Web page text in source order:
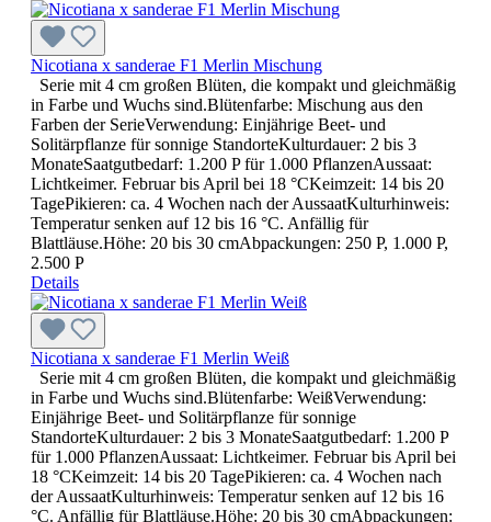
Nicotiana x sanderae F1 Merlin Mischung
Serie mit 4 cm großen Blüten, die kompakt und gleichmäßig
in Farbe und Wuchs sind.Blütenfarbe: Mischung aus den
Farben der SerieVerwendung: Einjährige Beet- und
Solitärpflanze für sonnige StandorteKulturdauer: 2 bis 3
MonateSaatgutbedarf: 1.200 P für 1.000 PflanzenAussaat:
Lichtkeimer. Februar bis April bei 18 °CKeimzeit: 14 bis 20
TagePikieren: ca. 4 Wochen nach der AussaatKulturhinweis:
Temperatur senken auf 12 bis 16 °C. Anfällig für
Blattläuse.Höhe: 20 bis 30 cmAbpackungen: 250 P, 1.000 P,
2.500 P
Details
Nicotiana x sanderae F1 Merlin Weiß
Serie mit 4 cm großen Blüten, die kompakt und gleichmäßig
in Farbe und Wuchs sind.Blütenfarbe: WeißVerwendung:
Einjährige Beet- und Solitärpflanze für sonnige
StandorteKulturdauer: 2 bis 3 MonateSaatgutbedarf: 1.200 P
für 1.000 PflanzenAussaat: Lichtkeimer. Februar bis April bei
18 °CKeimzeit: 14 bis 20 TagePikieren: ca. 4 Wochen nach
der AussaatKulturhinweis: Temperatur senken auf 12 bis 16
°C. Anfällig für Blattläuse.Höhe: 20 bis 30 cmAbpackungen: